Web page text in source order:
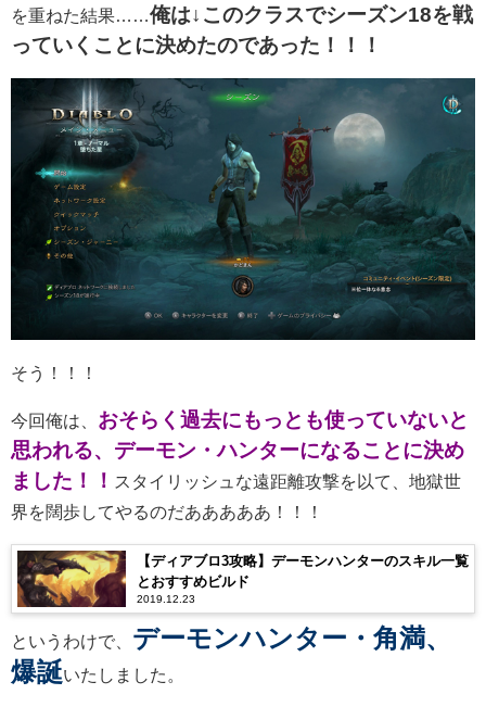
を重ねた結果……俺は↓ このクラスでシーズン18を戦
っていくことに決めたのであった！！！
そう！！！
今回俺は、 おそらく過去にもっとも使っていないと
思われる、デーモン・ハンターになることに決め
ました！！ スタイリッシュな遠距離攻撃を以て、地獄世
界を闊歩してやるのだあああああ！！！
【ディアブロ3攻略】デーモンハンターのスキル一覧
とおすすめビルド
2019.12.23
というわけで、 デーモンハンター・角満、
爆誕いたしました。